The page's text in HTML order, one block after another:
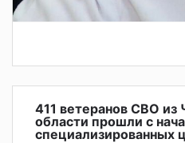
411 ветеранов СВО из
области прошли с
специализированных